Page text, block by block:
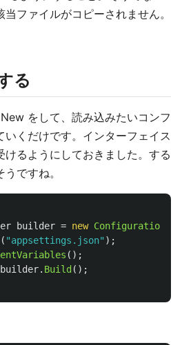
ファイルがコピーされません。
る
をして、読み込みたいコンフ
いくだけです。インターフェイス
けるようにしておきました。する
ですね。
builder = new
( "appsettings.json" );
();
builder. Build ();